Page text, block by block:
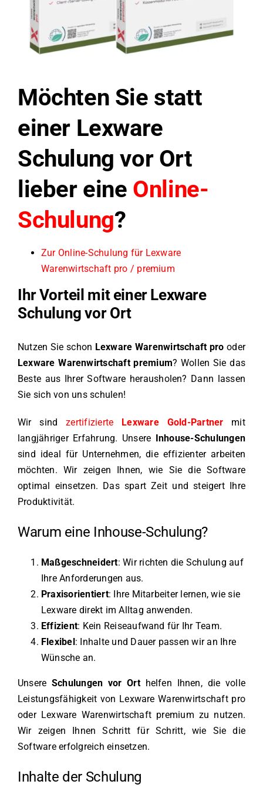
Möchten Sie statt
einer Lexware
Schulung vor Ort
lieber eine Online-
Schulung?
Zur Online-Schulung für Lexware
Warenwirtschaft pro / premium
Ihr Vorteil mit einer Lexware
Schulung vor Ort
Nutzen Sie schon Lexware Warenwirtschaft pro oder
Lexware Warenwirtschaft premium? Wollen Sie das
Beste aus Ihrer Software herausholen? Dann lassen
Sie sich von uns schulen!
Wir sindzertifizierte Lexware Gold-Partner mit
langjähriger Erfahrung. Unsere
Inhouse-Schulungen
sind ideal für Unternehmen, die effizienter arbeiten
möchten. Wir zeigen Ihnen, wie Sie die Software
optimal einsetzen. Das spart Zeit und steigert Ihre
Produktivität.
Warum eine Inhouse-Schulung?
Maßgeschneidert: Wir richten die Schulung auf
Ihre Anforderungen aus.
Praxisorientiert: Ihre Mitarbeiter lernen, wie sie
Lexware direkt im Alltag anwenden.
Effizient: Kein Reiseaufwand für Ihr Team.
Flexibel : Inhalte und Dauer passen wir an Ihre
Wünsche an.
Unsere Schulungen vor Orthelfen Ihnen, die volle
Leistungsfähigkeit von Lexware Warenwirtschaft pro
oder Lexware Warenwirtschaft premium zu nutzen.
Wir zeigen Ihnen Schritt für Schritt, wie Sie die
Software erfolgreich einsetzen.
Inhalte der Schulung